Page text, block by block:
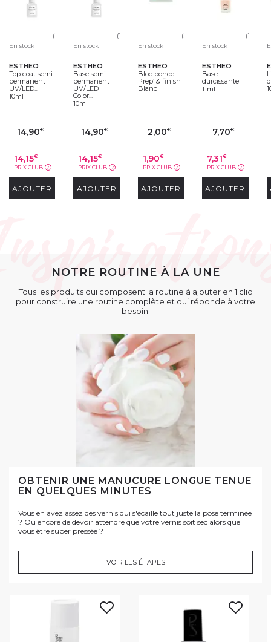
(5)
En stock
ESTHEO
Top coat semi-
permanent
UV/LED...
10ml
14,90€
14,15€
PRIX CLUB ?
AJOUTER
(1)
En stock
ESTHEO
Base semi-
permanent
UV/LED
Color...
10ml
14,90€
14,15€
PRIX CLUB ?
AJOUTER
(30)
En stock
ESTHEO
Bloc ponce
Prep’ & finish
Blanc
2,00€
1,90€
PRIX CLUB ?
AJOUTER
(13)
En stock
ESTHEO
Base
durcissante
11ml
7,70€
7,31€
PRIX CLUB ?
AJOUTER
NOTRE ROUTINE À LA UNE
Tous les produits qui composent la routine à ajouter en 1 clic
pour construire une routine complète et qui réponde à votre
besoin.
OBTENIR UNE MANUCURE LONGUE TENUE
EN QUELQUES MINUTES
Vous en avez assez des vernis qui s'écaille tout juste la pose terminée
? Ou encore de devoir attendre que votre vernis soit sec alors que
vous être super pressée ?
VOIR LES ÉTAPES